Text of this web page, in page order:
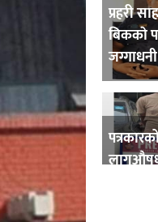
प्रहरी
बिककाे
जग्गाधनी
लागुऔषध